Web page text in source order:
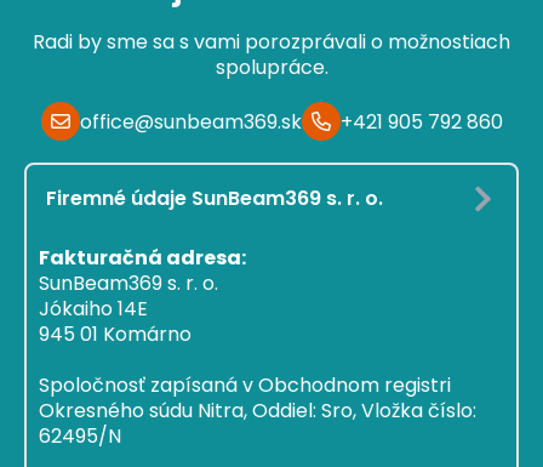
Radi by sme sa s vami porozprávali o možnostiach
spolupráce.
office@sunbeam369.sk
+421 905 792 860
Firemné údaje SunBeam369 s. r. o.
Fakturačná adresa:
SunBeam369 s. r. o.
Jókaiho 14E
945 01 Komárno
Spoločnosť zapísaná v Obchodnom registri
Okresného súdu Nitra, Oddiel: Sro, Vložka číslo:
62495/N